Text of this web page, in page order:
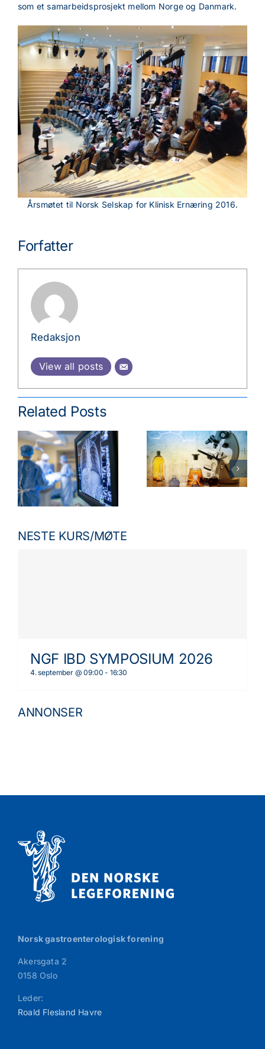
som et samarbeidsprosjekt mellom Norge og Danmark.
Årsmøtet til Norsk Selskap for Klinisk Ernæring 2016.
Forfatter
Redaksjon
View all posts
Related Posts
NESTE KURS/MØTE
NGF IBD SYMPOSIUM 2026
4. september @ 09:00 - 16:30
ANNONSER
Norsk gastroenterologisk forening
Akersgata 2
0158 Oslo
Leder:
Roald Flesland Havre